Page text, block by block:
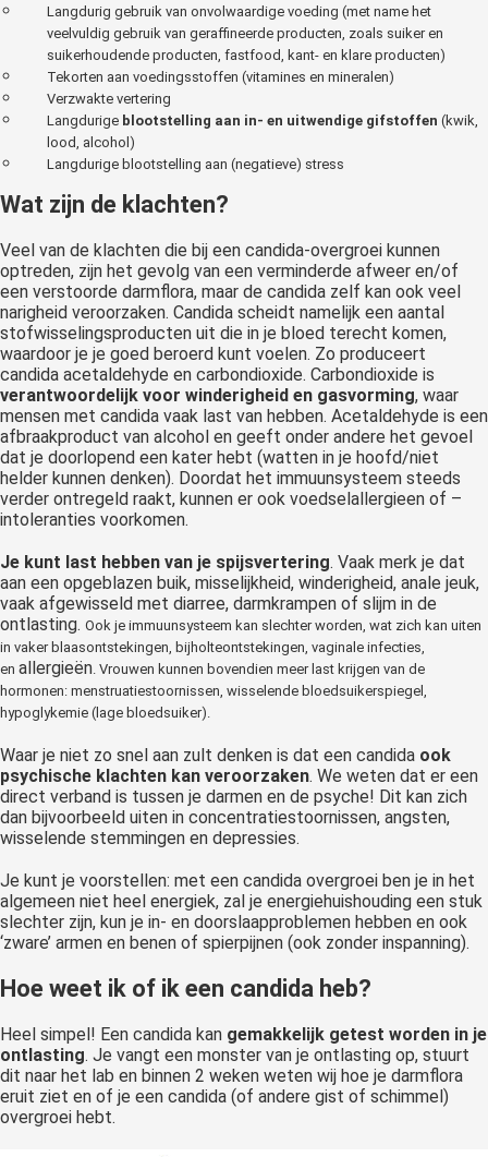
Langdurig gebruik van onvolwaardige voeding (met name het
veelvuldig gebruik van geraffineerde producten, zoals suiker en
suikerhoudende producten, fastfood, kant- en klare producten)
Tekorten aan voedingsstoffen (vitamines en mineralen)
Verzwakte vertering
Langdurige blootstelling aan in- en uitwendige gifstoffen (kwik,
lood, alcohol)
Langdurige blootstelling aan (negatieve) stress
Wat zijn de klachten?
Veel van de klachten die bij een candida-overgroei kunnen
optreden, zijn het gevolg van een verminderde afweer en/of
een verstoorde darmflora, maar de candida zelf kan ook veel
narigheid veroorzaken. Candida scheidt namelijk een aantal
stofwisselingsproducten uit die in je bloed terecht komen,
waardoor je je goed beroerd kunt voelen. Zo produceert
candida acetaldehyde en carbondioxide. Carbondioxide is
verantwoordelijk voor winderigheid en gasvorming, waar
mensen met candida vaak last van hebben. Acetaldehyde is een
afbraakproduct van alcohol en geeft onder andere het gevoel
dat je doorlopend een kater hebt (watten in je hoofd/niet
helder kunnen denken). Doordat het immuunsysteem steeds
verder ontregeld raakt, kunnen er ook voedselallergieen of –
intoleranties voorkomen.
Je kunt last hebben van je spijsvertering. Vaak merk je dat
aan een opgeblazen buik, misselijkheid, winderigheid, anale jeuk,
vaak afgewisseld met diarree, darmkrampen of slijm in de
ontlasting. Ook je immuunsysteem kan slechter worden, wat zich kan uiten
in vaker blaasontstekingen, bijholteontstekingen, vaginale infecties,
en allergieën. Vrouwen kunnen bovendien meer last krijgen van de
hormonen: menstruatiestoornissen, wisselende bloedsuikerspiegel,
hypoglykemie (lage bloedsuiker).
Waar je niet zo snel aan zult denken is dat een candida ook
psychische klachten kan veroorzaken. We weten dat er een
direct verband is tussen je darmen en de psyche! Dit kan zich
dan bijvoorbeeld uiten in concentratiestoornissen, angsten,
wisselende stemmingen en depressies.
Je kunt je voorstellen: met een candida overgroei ben je in het
algemeen niet heel energiek, zal je energiehuishouding een stuk
slechter zijn, kun je in- en doorslaapproblemen hebben en ook
‘zware’ armen en benen of spierpijnen (ook zonder inspanning).
Hoe weet ik of ik een candida heb?
Heel simpel! Een candida kan gemakkelijk getest worden in je
ontlasting. Je vangt een monster van je ontlasting op, stuurt
dit naar het lab en binnen 2 weken weten wij hoe je darmflora
eruit ziet en of je een candida (of andere gist of schimmel)
overgroei hebt.